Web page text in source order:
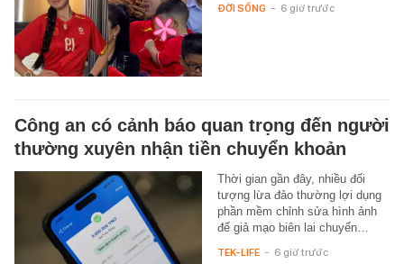
ĐỜI SỐNG - 6 giờ trước
Công an có cảnh báo quan trọng đến người
thường xuyên nhận tiền chuyển khoản
Thời gian gần đây, nhiều đối
tượng lừa đảo thường lợi dụng
phần mềm chỉnh sửa hình ảnh
để giả mạo biên lai chuyển…
TEK-LIFE - 6 giờ trước